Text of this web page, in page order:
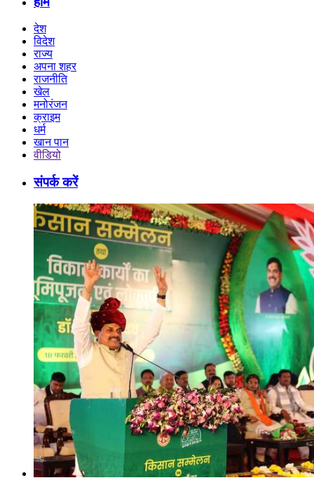
देश
विदेश
राज्य
अपना शहर
राजनीति
खेल
मनोरंजन
क्राइम
धर्म
खान पान
वीडियो
संपर्क करें